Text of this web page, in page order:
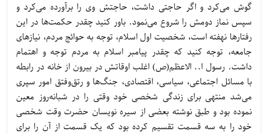
گوش می‌کرد و اگر حاجتی داشت، حاجتش وی را برآورده می‌کرد و
سپس نماز دومش را شروع می‌نمود. باور کنید چقدر حکمت‌ها در این
رفتارها نهفته است، شخصیت اول اسلام، توجه به حوائج مردم، نیازهای
جامعه، توجه کنید که چقدر پیامبر اسلام به مردم توجه و اهتمام
داشت. رسول ا.. الاعظم(ص) اغلب اوقاتش در بیرون از خانه در رابطه
با مسائل اجتماعی، سیاسی، اقتصادی، جنگ‌ها و رتق‌وفتق امور سپری
می‌شد منتهی برای زندگی شخصی خود وقتی را در شبانه‌روز معین
نموده بود و طبق نوشته بعضی از سیره نویسان حضرت وقت شخصی
خود را به سه قسمت تقسیم کرده بود که یک قسمت از آن را برای